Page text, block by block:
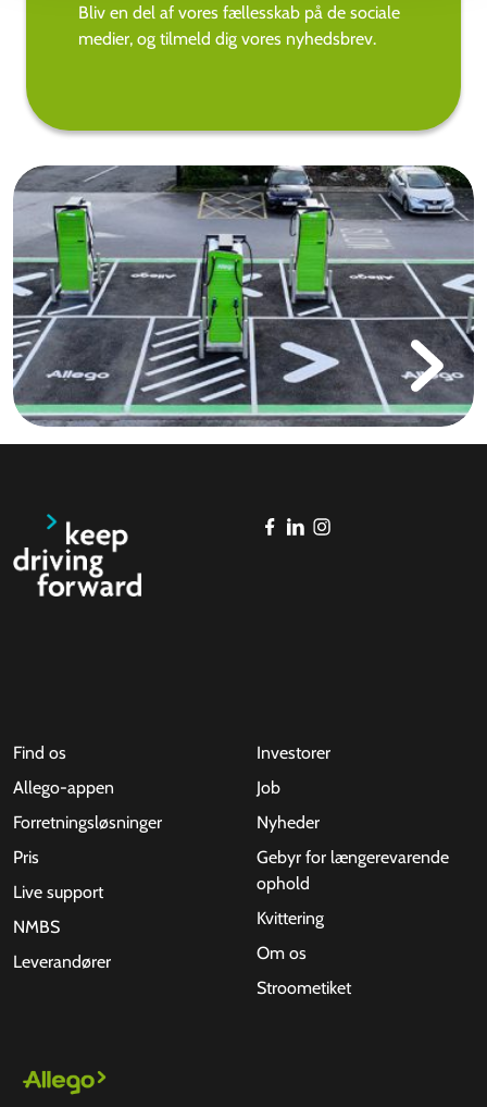
Bliv en del af vores fællesskab på de sociale
medier, og tilmeld dig vores nyhedsbrev.
Find os
Allego-appen
Forretningsløsninger
Pris
Live support
NMBS
Leverandører
Investorer
Job
Nyheder
Gebyr for længerevarende
ophold
Kvittering
Om os
Stroometiket